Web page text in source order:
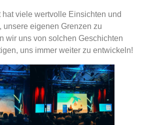
hat viele wertvolle Einsichten und
unsere eigenen Grenzen zu
wir uns von solchen Geschichten
uns immer weiter zu entwickeln!